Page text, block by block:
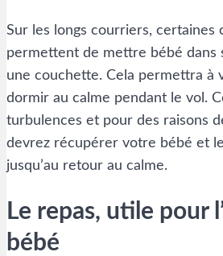
Sur les longs courriers, certaines
permettent de mettre bébé dans
une couchette. Cela permettra à
dormir au calme pendant le vol.
turbulences et pour des raisons
devrez récupérer votre bébé et
jusqu’au retour au calme.
Le repas, utile pour
bébé